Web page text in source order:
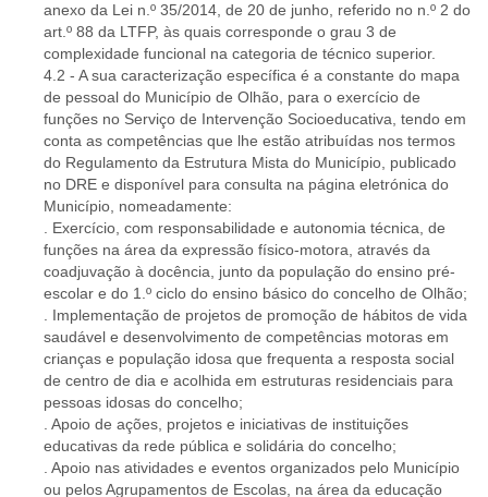
anexo da Lei n.º 35/2014, de 20 de junho, referido no n.º 2 do
art.º 88 da LTFP, às quais corresponde o grau 3 de
complexidade funcional na categoria de técnico superior.
4.2 - A sua caracterização específica é a constante do mapa
de pessoal do Município de Olhão, para o exercício de
funções no Serviço de Intervenção Socioeducativa, tendo em
conta as competências que lhe estão atribuídas nos termos
do Regulamento da Estrutura Mista do Município, publicado
no DRE e disponível para consulta na página eletrónica do
Município, nomeadamente:
. Exercício, com responsabilidade e autonomia técnica, de
funções na área da expressão físico-motora, através da
coadjuvação à docência, junto da população do ensino pré-
escolar e do 1.º ciclo do ensino básico do concelho de Olhão;
. Implementação de projetos de promoção de hábitos de vida
saudável e desenvolvimento de competências motoras em
crianças e população idosa que frequenta a resposta social
de centro de dia e acolhida em estruturas residenciais para
pessoas idosas do concelho;
. Apoio de ações, projetos e iniciativas de instituições
educativas da rede pública e solidária do concelho;
. Apoio nas atividades e eventos organizados pelo Município
ou pelos Agrupamentos de Escolas, na área da educação